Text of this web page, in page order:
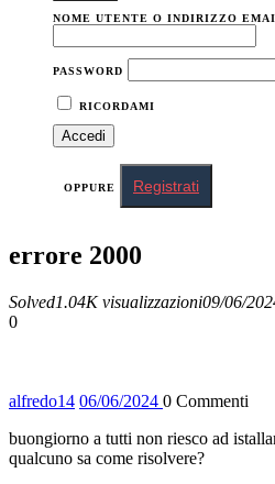
NOME UTENTE O INDIRIZZO
PASSWORD
RICORDAMI
OPPURE Registrati
errore 2000
Solved1.04K visualizzazioni09/06/
0
alfredo14 06/06/2024 0 Commenti
buongiorno a tutti non riesco ad
qualcuno sa come risolvere?